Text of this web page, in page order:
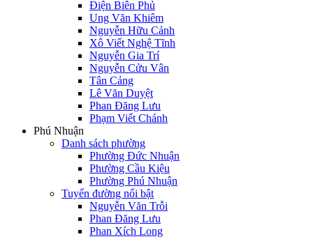
Điện Biên Phủ
Ung Văn Khiêm
Nguyễn Hữu Cảnh
Xô Viết Nghệ Tĩnh
Nguyễn Gia Trí
Nguyễn Cửu Vân
Tân Cảng
Lê Văn Duyệt
Phan Đăng Lưu
Phạm Viết Chánh
Phú Nhuận
Danh sách phường
Phường Đức Nhuận
Phường Cầu Kiệu
Phường Phú Nhuận
Tuyến đường nổi bật
Nguyễn Văn Trỗi
Phan Đăng Lưu
Phan Xích Long